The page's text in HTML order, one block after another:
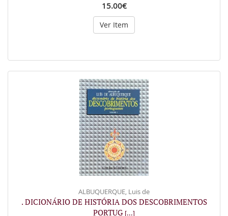
15.00€
Ver Item
ALBUQUERQUE, Luis de
. DICIONÁRIO DE HISTÓRIA DOS DESCOBRIMENTOS
PORTUG [...]